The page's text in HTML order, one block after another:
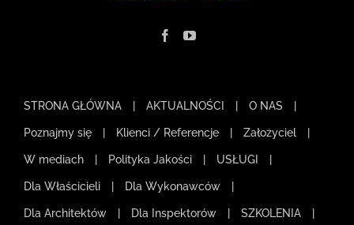
STRONA GŁÓWNA AKTUALNOŚCI O NAS
Poznajmy się Klienci / Referencje Założyciel
W mediach Polityka Jakości USŁUGI
Dla Właścicieli Dla Wykonawców
Dla Architektów Dla Inspektorów SZKOLENIA